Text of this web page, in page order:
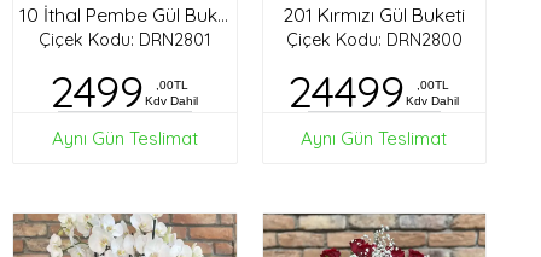
10 İthal Pembe Gül Buketi
Çiçek Kodu: DRN2801
2499
,00TL
Kdv Dahil
Aynı Gün Teslimat
201 Kırmızı Gül Buketi
Çiçek Kodu: DRN2800
24499
,00TL
Kdv Dahil
Aynı Gün Teslimat